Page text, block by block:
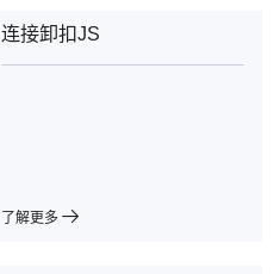
连接卸扣JS
了解更多